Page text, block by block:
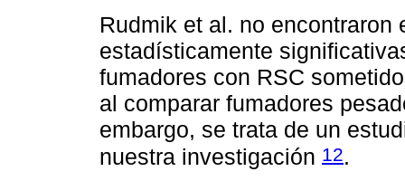
Rudmik et al. no encontraron
estadísticamente
fumadores con RSC
al comparar fumadores
embargo, se trata de un
nuestra investigación 12.